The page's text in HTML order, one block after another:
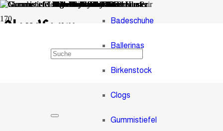
Badeschuhe
Ballerinas
Birkenstock
Clogs
Gummistiefel
Cloudfoam